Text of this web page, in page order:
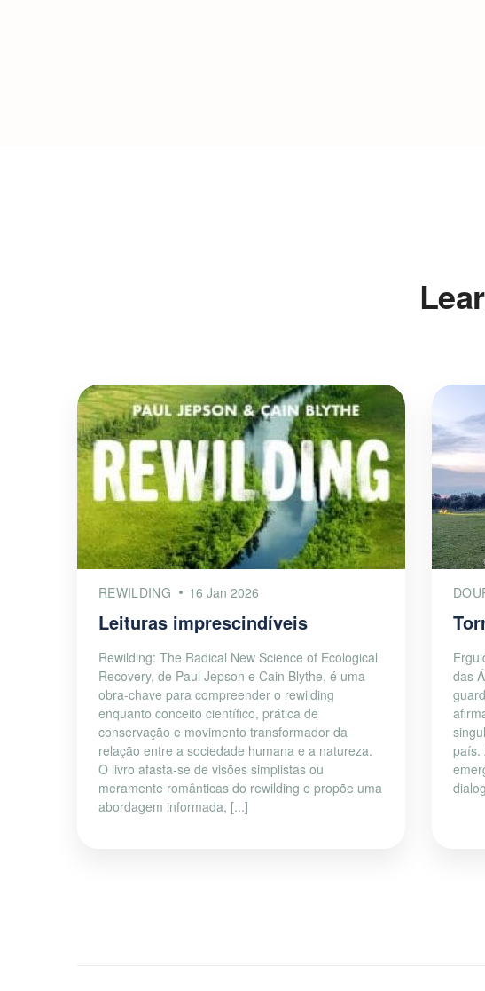
REWILDING 16 Jan 2026
Leituras imprescindíveis
Rewilding: The Radical New Science of Ecological
Recovery, de Paul Jepson e Cain Blythe, é uma
obra-chave para compreender o rewilding
enquanto conceito científico, prática de
conservação e movimento transformador da
relação entre a sociedade humana e a natureza.
O livro afasta-se de visões simplistas ou
meramente românticas do rewilding e propõe uma
abordagem informada, [...]
das
país.